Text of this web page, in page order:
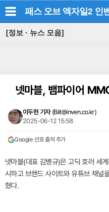
패스 오브 엑자일2 인
[정보 · 뉴스 모음]
넷마블, 뱀파이어
이두현 기자 (Biit@inven.co.kr)
2025-06-12 15:58
Google 선호 출처 추가
넷마블(대표 김병규)은 고딕 호러 세
시하고 브랜드 사이트와 유튜브 채널
혔다.